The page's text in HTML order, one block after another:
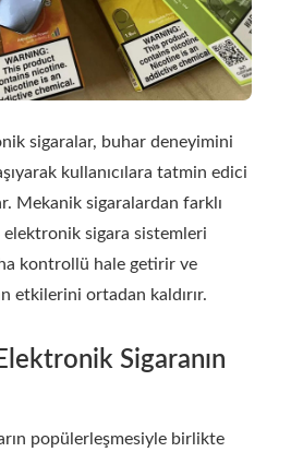
sigaralar, buhar deneyimini
kullanıcılara tatmin edici
Mekanik sigaralardan farklı
sigara sistemleri
kontrollü hale getirir ve
etkilerini ortadan kaldırır.
Sigaranın
popülerleşmesiyle birlikte